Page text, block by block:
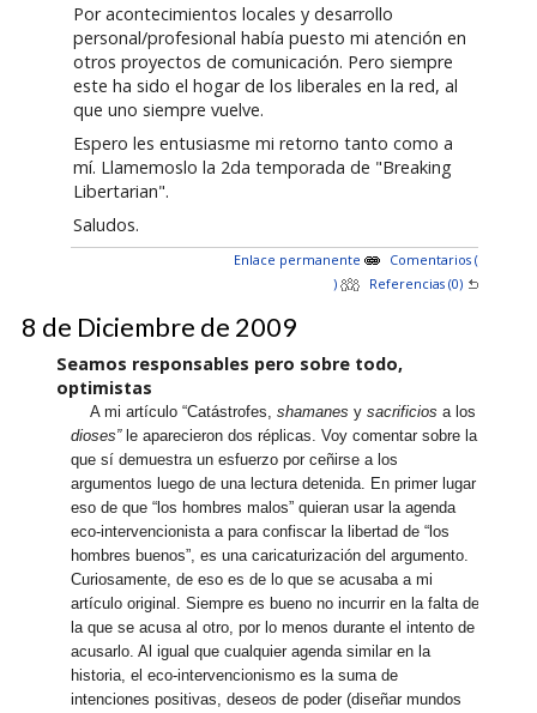
Por acontecimientos locales y desarrollo
personal/profesional había puesto mi atención en
otros proyectos de comunicación. Pero siempre
este ha sido el hogar de los liberales en la red, al
que uno siempre vuelve.
Espero les entusiasme mi retorno tanto como a
mí. Llamemoslo la 2da temporada de "Breaking
Libertarian".
Saludos.
Enlace permanente
Comentarios (
)
Referencias (0)
8 de Diciembre de 2009
Seamos responsables pero sobre todo,
optimistas
A mi artículo “Catástrofes,shamanes ysacrificios a los
dioses” le aparecieron dos réplicas. Voy comentar sobre la
que sí demuestra un esfuerzo por ceñirse a los
argumentos luego de una lectura detenida. En primer lugar
eso de que “los hombres malos” quieran usar la agenda
eco-intervencionista a para confiscar la libertad de “los
hombres buenos”, es una caricaturización del argumento.
Curiosamente, de eso es de lo que se acusaba a mi
artículo original. Siempre es bueno no incurrir en la falta de
la que se acusa al otro, por lo menos durante el intento de
acusarlo. Al igual que cualquier agenda similar en la
historia, el eco-intervencionismo es la suma de
intenciones positivas, deseos de poder (diseñar mundos